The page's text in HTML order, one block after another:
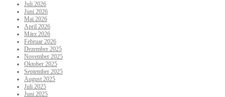
Juli 2026
Juni 2026
Mai 2026
April 2026
März 2026
Februar 2026
Dezember 2025
November 2025
Oktober 2025
September 2025
August 2025
Juli 2025
Juni 2025